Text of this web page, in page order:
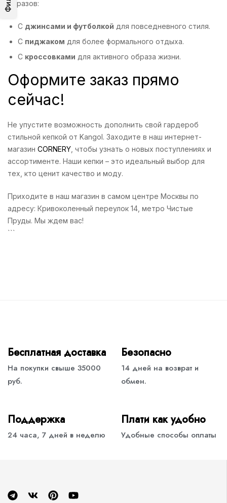
образов:
С джинсами и футболкой для повседневного стиля.
С пиджаком для более формального отдыха.
С кроссовками для активного образа жизни.
Оформите заказ прямо
сейчас!
Не упустите возможность дополнить свой гардероб
стильной кепкой от Kangol. Заходите в наш интернет-
магазин CORNERY , чтобы узнать о новых поступлениях и
ассортименте. Наши кепки – это идеальный выбор для
тех, кто ценит качество и моду.
Приходите в наш магазин в самом центре Москвы по
адресу: Кривоколенный переулок 14, метро Чистые
Пруды. Мы ждем вас!
```
Бесплатная доставка
На покупки свыше 35000
руб.
Безопасно
14 дней на возврат и
обмен.
Поддержка
24 часа, 7 дней в неделю
Плати как удобно
Удобные способы оплаты